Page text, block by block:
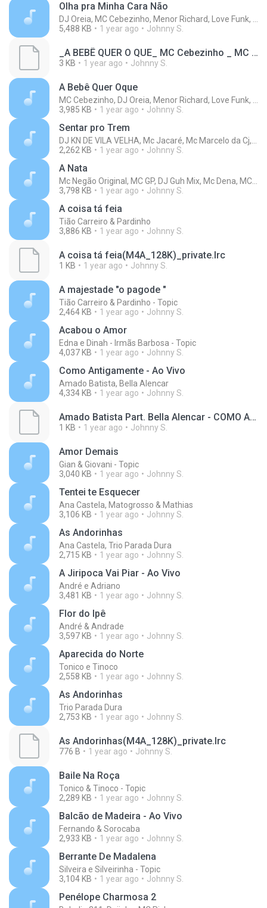
Olha pra Minha Cara Não
5,488 KB
1 year ago Johnny S.
_A BEBÊ QUER O QUE_ MC Cebezinho _ MC Don Juan_ MC GP_ Menor Richard - DJ Oreia(M4A_128K)_private.lrc
3 KB 1 year ago Johnny S.
A Bebê Quer Oque
3,985 KB
1 year ago Johnny S.
Sentar pro Trem
2,262 KB
1 year ago Johnny S.
A Nata
3,798 KB
1 year ago Johnny S.
A coisa tá feia
Tião Carreiro & Pardinho
3,886 KB
1 year ago Johnny S.
A coisa tá feia(M4A_128K)_private.lrc
1 KB 1 year ago Johnny S.
A majestade "o pagode "
Tião Carreiro & Pardinho - Topic
2,464 KB
1 year ago Johnny S.
Acabou o Amor
Edna e Dinah - Irmãs Barbosa - Topic
4,037 KB
1 year ago Johnny S.
Como Antigamente - Ao Vivo
Amado Batista, Bella Alencar
4,334 KB
1 year ago Johnny S.
Amado Batista Part. Bella Alencar - COMO ANTIGAMENTE - DVD _Pétala_(M4A_128K)_private.lrc
1 KB 1 year ago Johnny S.
Amor Demais
Gian & Giovani - Topic
3,040 KB
1 year ago Johnny S.
Tentei te Esquecer
Ana Castela, Matogrosso & Mathias
3,106 KB
1 year ago Johnny S.
As Andorinhas
Ana Castela, Trio Parada Dura
2,715 KB
1 year ago Johnny S.
A Jiripoca Vai Piar - Ao Vivo
André e Adriano
3,481 KB
1 year ago Johnny S.
Flor do Ipê
André & Andrade
3,597 KB
1 year ago Johnny S.
Aparecida do Norte
Tonico e Tinoco
2,558 KB
1 year ago Johnny S.
As Andorinhas
Trio Parada Dura
2,753 KB
1 year ago Johnny S.
As Andorinhas(M4A_128K)_private.lrc
776 B 1 year ago Johnny S.
Baile Na Roça
Tonico & Tinoco - Topic
2,289 KB
1 year ago Johnny S.
Balcão de Madeira - Ao Vivo
Fernando & Sorocaba
2,933 KB
1 year ago Johnny S.
Berrante De Madalena
Silveira e Silveirinha - Topic
3,104 KB
1 year ago Johnny S.
Penélope Charmosa 2